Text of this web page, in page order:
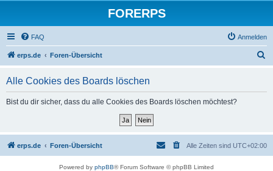
FORERPS
FAQ Anmelden
erps.de Foren-Übersicht
Alle Cookies des Boards löschen
Bist du dir sicher, dass du alle Cookies des Boards löschen möchtest?
erps.de Foren-Übersicht Alle Zeiten sind UTC+02:00
Powered by phpBB® Forum Software © phpBB Limited